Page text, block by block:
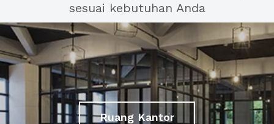
sesuai kebutuhan Anda
Ruang Kantor